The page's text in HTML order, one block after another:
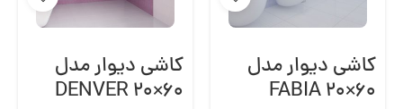
کاشی دیوار مدل
FABIA 20×60
کاشی دیوار مدل
DENVER 20×60